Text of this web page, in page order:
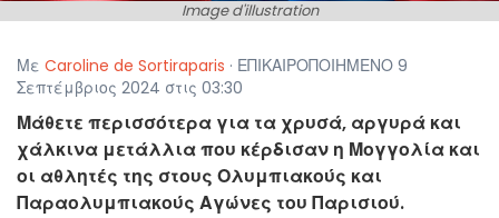
Image d'illustration
Με Caroline de Sortiraparis · ΕΠΙΚΑΙΡΟΠΟΙΗΜΕΝΟ 9
Σεπτέμβριος 2024 στις 03:30
Μάθετε περισσότερα για τα χρυσά, αργυρά και
χάλκινα μετάλλια που κέρδισαν η Μογγολία και
οι αθλητές της στους Ολυμπιακούς και
Παραολυμπιακούς Αγώνες του Παρισιού.